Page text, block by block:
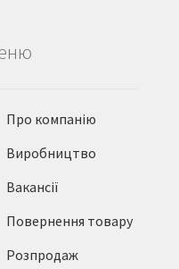
Про компанію
Виробництво
Вакансії
Повернення товару
Розпродаж